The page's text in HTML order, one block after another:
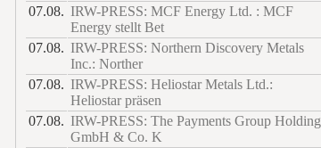
07.08. IRW-PRESS: MCF Energy Ltd. : MCF
Energy stellt Bet
07.08. IRW-PRESS: Northern Discovery Metals
Inc.: Norther
07.08. IRW-PRESS: Heliostar Metals Ltd.:
Heliostar präsen
07.08. IRW-PRESS: The Payments Group Holding
GmbH & Co. K